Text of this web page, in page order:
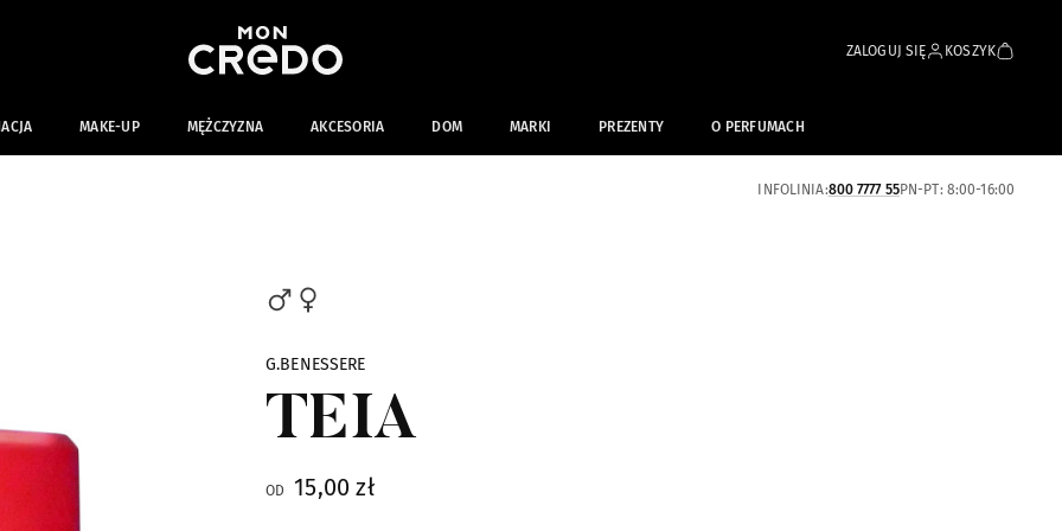
ZALOGUJ SIĘ KOSZYK
MAKE-UP MĘŻCZYZNA AKCESORIA DOM MARKI PREZENTY O PERFUMACH
INFOLINIA:800 7777 55PN-PT: 8:00-16:00
G.BENESSERE
TEIA
OD 15,00 zł